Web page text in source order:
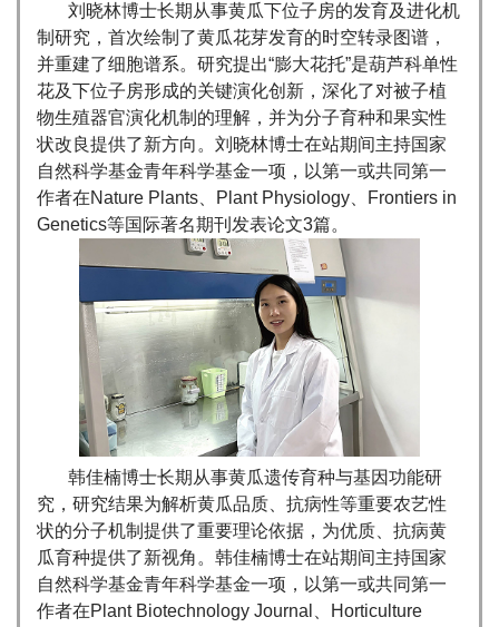
刘晓林博士长期从事黄瓜下位子房的发育及进化机
制研究，首次绘制了黄瓜花芽发育的时空转录图谱，
并重建了细胞谱系。研究提出“膨大花托”是葫芦科单性
花及下位子房形成的关键演化创新，深化了对被子植
物生殖器官演化机制的理解，并为分子育种和果实性
状改良提供了新方向。刘晓林博士在站期间主持国家
自然科学基金青年科学基金一项，以第一或共同第一
作者在Nature Plants、Plant Physiology、Frontiers in
Genetics等国际著名期刊发表论文3篇。
韩佳楠博士长期从事黄瓜遗传育种与基因功能研
究，研究结果为解析黄瓜品质、抗病性等重要农艺性
状的分子机制提供了重要理论依据，为优质、抗病黄
瓜育种提供了新视角。韩佳楠博士在站期间主持国家
自然科学基金青年科学基金一项，以第一或共同第一
作者在Plant Biotechnology Journal、Horticulture